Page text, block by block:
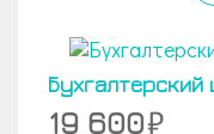
Бухгалтерский
19 600